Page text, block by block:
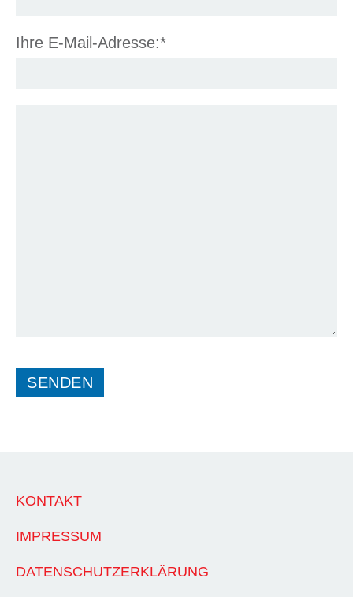
Ihre E-Mail-Adresse:*
SENDEN
KONTAKT
IMPRESSUM
DATENSCHUTZERKLÄRUNG